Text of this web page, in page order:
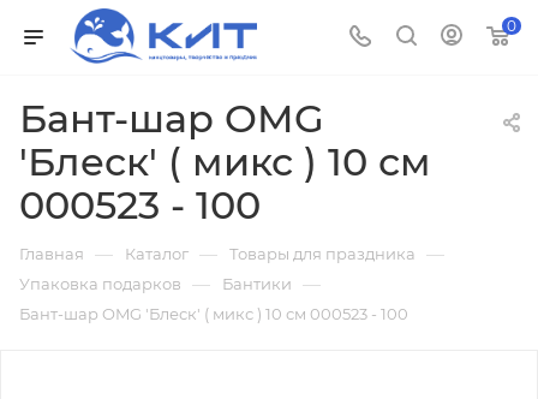
0
Бант-шар OMG
'Блеск' ( микс ) 10 см
000523 - 100
Главная — Каталог — Товары для праздника —
Упаковка подарков — Бантики —
Бант-шар OMG 'Блеск' ( микс ) 10 см 000523 - 100